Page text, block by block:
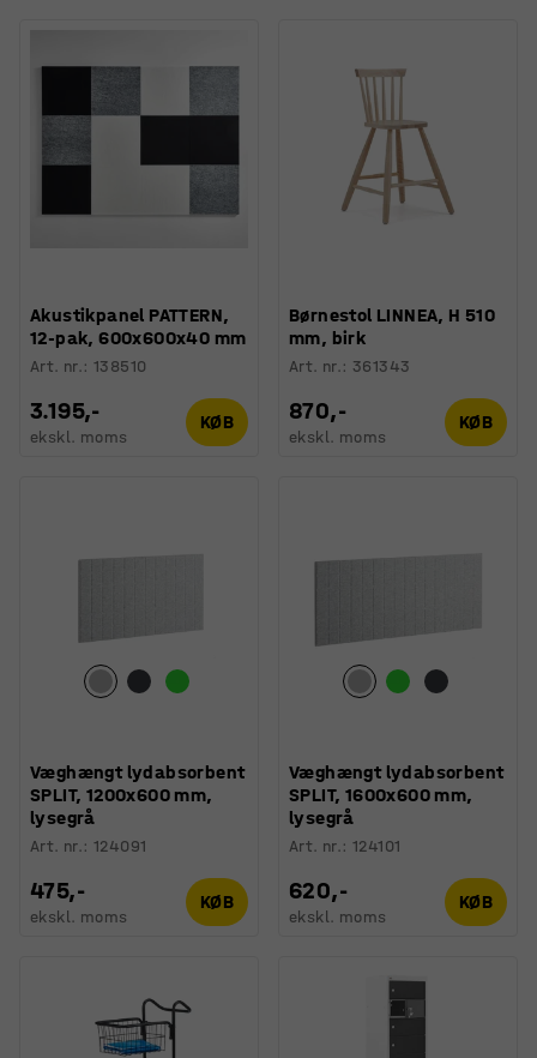
Akustikpanel PATTERN,
12-pak, 600x600x40 mm
Art. nr.:138510
3.195,-
ekskl. moms
KØB
Børnestol LINNEA, H 510
mm, birk
Art. nr.: 361343
870,-
ekskl. moms
KØB
Væghængt lydabsorbent
SPLIT, 1200x600 mm,
lysegrå
Art. nr.:124091
475,-
ekskl. moms
KØB
Væghængt lydabsorbent
SPLIT, 1600x600 mm,
lysegrå
Art. nr.:124101
620,-
ekskl. moms
KØB